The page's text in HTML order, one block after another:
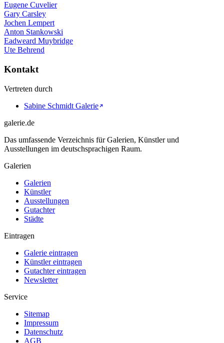
Eugene Cuvelier
Gary Carsley
Jochen Lempert
Anton Stankowski
Eadweard Muybridge
Ute Behrend
Kontakt
Vertreten durch
Sabine Schmidt Galerie
galerie.de
Das umfassende Verzeichnis für Galerien, Künstler und
Ausstellungen im deutschsprachigen Raum.
Galerien
Galerien
Künstler
Ausstellungen
Gutachter
Städte
Eintragen
Galerie eintragen
Künstler eintragen
Gutachter eintragen
Newsletter
Service
Sitemap
Impressum
Datenschutz
AGB